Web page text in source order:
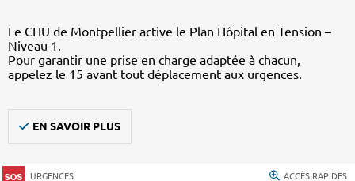
Le CHU de Montpellier active le Plan Hôpital en Tension –
Niveau 1.
Pour garantir une prise en charge adaptée à chacun,
appelez le 15 avant tout déplacement aux urgences.
EN SAVOIR PLUS
URGENCES ACCÈS RAPIDES